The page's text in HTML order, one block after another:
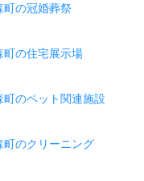
町の冠婚葬祭
町の住宅展示場
町のペット関連施設
町のクリーニング